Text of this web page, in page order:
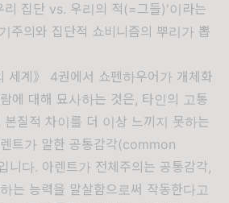
리 집단 vs. 우리의 적(=그들)'이라는
주의와 집단적 쇼비니즘의 뿌리가 뽑
세계》 4권에서 쇼펜하우어가 개체화
에 대해 묘사하는 것은, 타인의 고통
질적 차이를 더 이상 느끼지 못하는
트가 말한 공통감각(common
니다. 아렌트가 전체주의는 공통감각,
는 능력을 말살함으로써 작동한다고